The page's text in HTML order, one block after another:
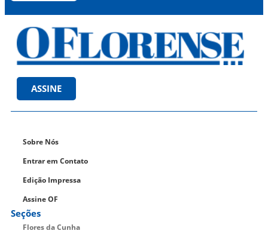
ASSINE
Sobre Nós
Entrar em Contato
Edição Impressa
Assine OF
Seções
Flores da Cunha